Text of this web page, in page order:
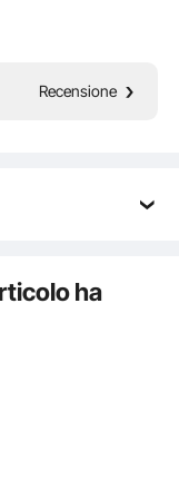
Recensione
ha